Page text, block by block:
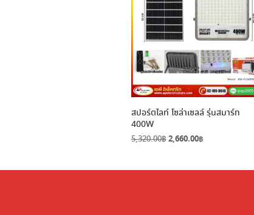
สปอร์ตไลท์ โซล่าเซลล์ รุ่นสมาร์ท
400W
5,320.00฿Original
5,320.00฿.
2,660.00฿Current
2,660.00฿.